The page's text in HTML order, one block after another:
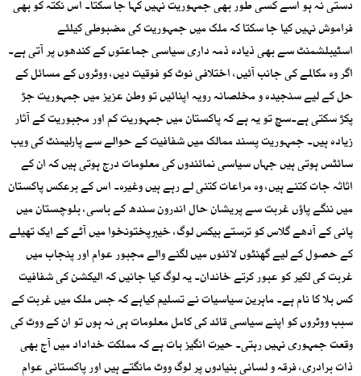
دستی نہ ہو اسے کسی طور بھی جمہوریت نہیں کہا جا سکتا۔ اس نکتہ کو بھی
فراموش نہیں کیا جا سکتا کہ ملک میں جمہوریت کی مضبوطی کیلئے
اسٹیبلشمنٹ سے بھی ذیادہ ذمہ داری سیاسی جماعتوں کے کندھوں پر آتی ہے۔
اگر وہ مکالمے کی جانب آئیں، اختلافی نوٹ کو فوقیت دیں، ووٹروں کے مسائل کے
حل کے لیے سنجیدہ و مخلصانہ رویہ اپنائیں تو وطن عزیز میں جمہوریت جڑ
پکڑ سکتی ہے۔سچ تو یہ ہے کہ پاکستان میں جمہوریت کم اور مجبوریت کے آثار
زیادہ ہیں۔ جمہوریت پسند ممالک میں شفافیت کے حوالے سے پارلیمنٹ کی ویب
سائٹس ہوتی ہیں جہاں سیاسی نمائندوں کی معلومات درج ہوتی ہیں کہ ان کے
اثاثہ جات کتنے ہیں، وہ مراعات کتنی لے رہے ہیں وغیرہ۔ اس کے برعکس پاکستان
میں ننگے پاؤں غربت سے پریشان حال اندرون سندھ کے باسی، بلوچستان میں
پانی کے آدھے گلاس کو ترستے بیکس لوگ، خیبرپختونخوا میں آٹے کے ایک تھیلے
کے حصول کے لیے گھنٹوں لائنوں میں لگنے والے مجبور عوام اور پنجاب میں
غربت کی لکیر کو عبور کرتے خاندان۔ یہ لوگ کیا جانیں کہ الیکشن کی شفافیت
کس بلا کا نام ہے۔ ماہرین سیاسیات نے تسلیم کیاہے کہ جس ملک میں غربت کے
سبب ووٹروں کو اپنے سیاسی قائد کی کامل معلومات ہی نہ ہوں تو ان کے ووٹ کی
وقعت جمہوری نہیں رہتی۔ حیرت انگیز بات ہے کہ مملکت خداداد میں آج بھی
ذات برادری، فرقہ و لسانی بنیادوں پر لوگ ووٹ مانگتے ہیں اور پاکستانی عوام